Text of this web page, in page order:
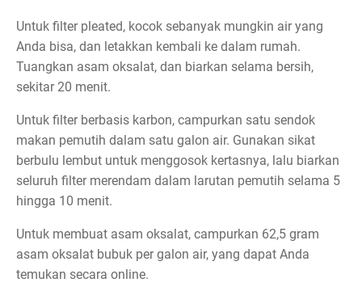
Untuk filter pleated, kocok sebanyak mungkin air yang
Anda bisa, dan letakkan kembali ke dalam rumah.
Tuangkan asam oksalat, dan biarkan selama bersih,
sekitar 20 menit.
Untuk filter berbasis karbon, campurkan satu sendok
makan pemutih dalam satu galon air. Gunakan sikat
berbulu lembut untuk menggosok kertasnya, lalu biarkan
seluruh filter merendam dalam larutan pemutih selama 5
hingga 10 menit.
Untuk membuat asam oksalat, campurkan 62,5 gram
asam oksalat bubuk per galon air, yang dapat Anda
temukan secara online.